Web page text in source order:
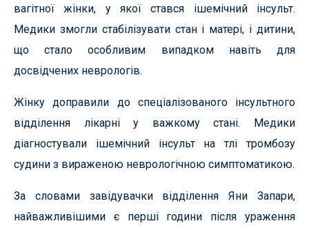
вагітної жінки, у якої стався ішемічний інсульт.
Медики змогли стабілізувати стан і матері, і дитини,
що стало особливим випадком навіть для
досвідчених неврологів.
Жінку доправили до спеціалізованого інсультного
відділення лікарні у важкому стані. Медики
діагностували ішемічний інсульт на тлі тромбозу
судини з вираженою неврологічною симптоматикою.
За словами завідувачки відділення Яни Запари,
найважливішими є перші години після ураження